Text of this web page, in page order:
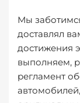
Мы
доставлял
достижения
выполняем,
регламент